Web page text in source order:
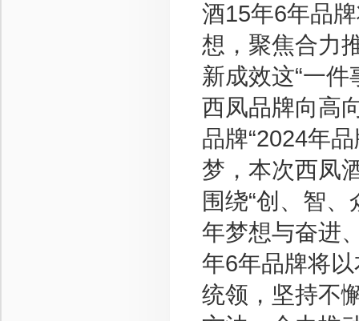
酒15年6年品
想，聚焦合力
新成效这“一
西凤品牌向高
品牌“2024年
梦，本次西凤
围绕“创、智
年梦想与奋进
年6年品牌将
统领，坚持不